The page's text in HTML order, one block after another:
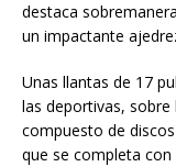
destaca
un impactante
Unas llantas de 17
las deportivas,
compuesto de
que se completa